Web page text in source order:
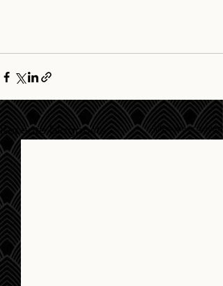
Recente blogposts Alles weergeven